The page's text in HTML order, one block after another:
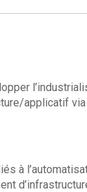
applicatif
à